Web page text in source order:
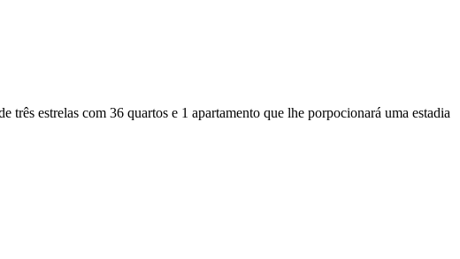
três estrelas com 36 quartos e 1 apartamento que lhe porpocionará uma estadia